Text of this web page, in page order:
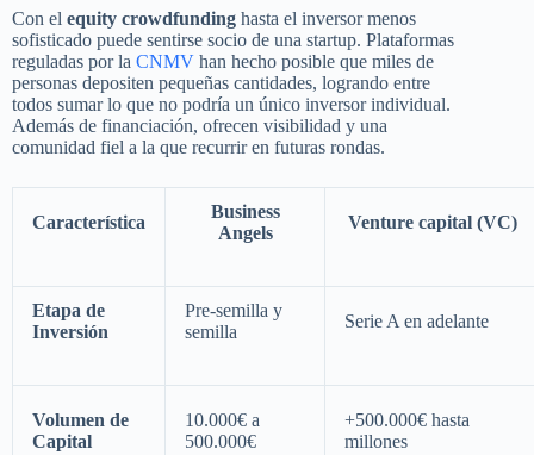
Con el equity crowdfunding hasta el inversor menos
sofisticado puede sentirse socio de una startup. Plataformas
reguladas por la CNMV han hecho posible que miles de
personas depositen pequeñas cantidades, logrando entre
todos sumar lo que no podría un único inversor individual.
Además de financiación, ofrecen visibilidad y una
comunidad fiel a la que recurrir en futuras rondas.
Característica
Business
Angels
Venture capital (VC)
Etapa de
Inversión
Pre-semilla y
semilla
Serie A en adelante
Volumen de
Capital
10.000€ a
500.000€
+500.000€ hasta
millones